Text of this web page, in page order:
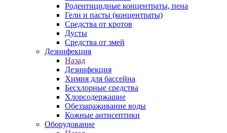
Родентицидные концентраты, пена
Гели и пасты (концентраты)
Средства от кротов
Дусты
Средства от змей
Дезинфекция
Назад
Дезинфекция
Химия для бассейна
Бесхлорные средства
Хлорсодержащие
Обеззараживание воды
Кожные антисептики
Оборудование